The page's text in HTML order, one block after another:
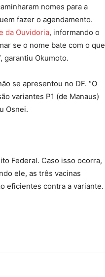
nomes para a
fazer o agendamento.
da Ouvidoria, informando o
se o nome bate com o que
garantiu Okumoto.
se apresentou no DF. “O
variantes P1 (de Manaus)
Osnei.
Federal. Caso isso ocorra,
ele, as três vacinas
eficientes contra a variante.